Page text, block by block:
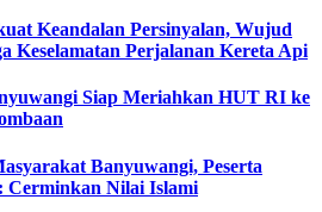
Keandalan Persinyalan, Wujud
Keselamatan Perjalanan Kereta Api
Siap Meriahkan HUT RI ke
Banyuwangi, Peserta
Cerminkan Nilai Islami